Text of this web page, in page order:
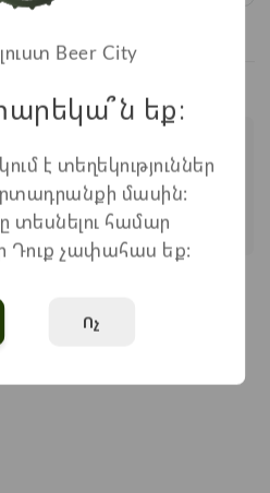
Pale Ale Blanc
Beer City
եք։
է տեղեկություններ
մասին:
տեսնելու համար
չափահաս եք:
Ոչ